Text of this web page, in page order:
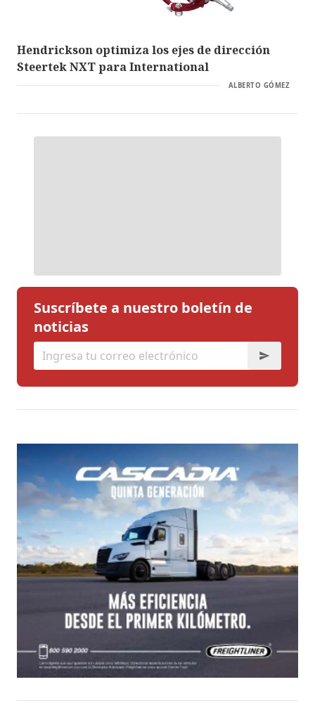
Hendrickson optimiza los ejes de dirección
Steertek NXT para International
ALBERTO GÓMEZ
Suscríbete a nuestro boletín de
noticias